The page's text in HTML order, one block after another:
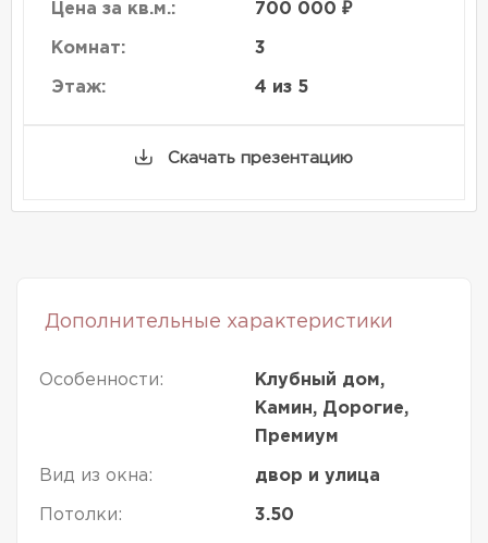
Цена за кв.м.: 700 000 ₽
Комнат: 3
Этаж: 4 из 5
Скачать презентацию
Дополнительные характеристики
Особенности:
Клубный дом,
Камин, Дорогие,
Премиум
Вид из окна: двор и улица
Потолки: 3.50